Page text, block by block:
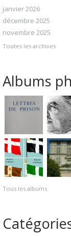
janvier 2026
décembre 2025
novembre 2025
Toutes les archives
Albums
Tous les albums